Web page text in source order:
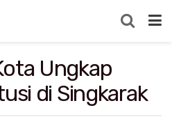
Ungkap
di Singkarak